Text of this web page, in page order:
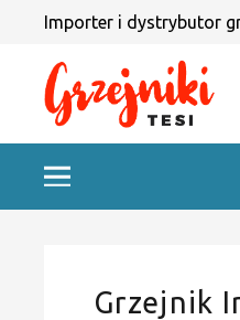
Importer i dystrybutor
Grzejnik